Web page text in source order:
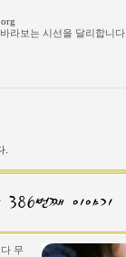
라보는 시선을 달리합니다.
.
무